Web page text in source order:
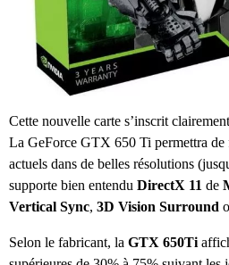
Cette nouvelle carte s’inscrit
La GeForce GTX 650 Ti permettra de
actuels dans de belles résolutions
supporte bien entendu DirectX 11 de
Vertical Sync, 3D Vision Surround
Selon le fabricant, la GTX 650Ti